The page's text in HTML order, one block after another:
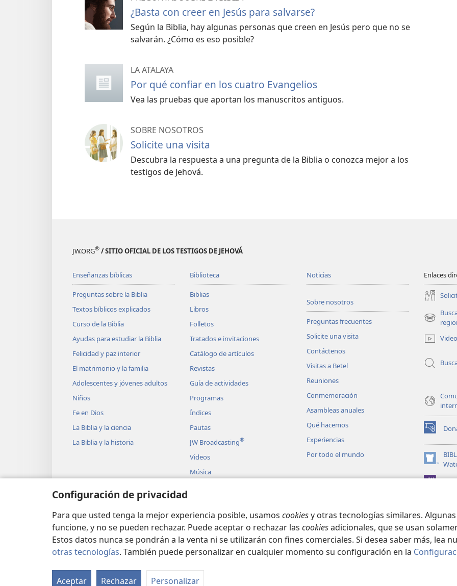
Configuración de privacidad
Para que usted tenga la mejor experiencia posible, usamos cookiesy otras tecnologías similares. Algunas
funcione, y no se pueden rechazar. Puede aceptar o rechazar las cookiesadicionales, que se usan
Estos datos nunca se pondrán a la venta ni se utilizarán con fines comerciales. Si desea saber más, lea
otras tecnologías. También puede personalizar en cualquier momento su configuración en la
Aceptar Rechazar Personalizar
¿Basta con creer en Jesús para salvarse?
Según la Biblia, hay algunas personas que creen en Jesús pero que no se
salvarán. ¿Cómo es eso posible?
LA ATALAYA
Por qué confiar en los cuatro Evangelios
Vea las pruebas que aportan los manuscritos antiguos.
SOBRE NOSOTROS
Solicite una visita
Descubra la respuesta a una pregunta de la Biblia o conozca mejor a los
testigos de Jehová.
JW.ORG® / SITIO OFICIAL DE LOS TESTIGOS DE JEHOVÁ
Enseñanzas bíblicas
Preguntas sobre la Biblia
Textos bíblicos explicados
Curso de la Biblia
Ayudas para estudiar la Biblia
Felicidad y paz interior
El matrimonio y la familia
Adolescentes y jóvenes adultos
Niños
Fe en Dios
La Biblia y la ciencia
La Biblia y la historia
Biblioteca
Biblias
Libros
Folletos
Tratados e invitaciones
Catálogo de artículos
Revistas
Guía de actividades
Programas
Índices
Pautas
JW Broadcasting®
Videos
Música
Biblia
Noticias
Sobre nosotros
Preguntas frecuentes
Solicite una visita
Contáctenos
Visitas a Betel
Reuniones
Conmemoración
Asambleas anuales
Qué hacemos
Experiencias
Por todo el mundo
Enlaces
(abre
nueva
(abre
una
nueva
ventana)
(abre
una
Copyright© 2026 Watch Tower Bible and Tract Society of Pennsylvania. CONDICIONES DE USO|POLÍTICA DE